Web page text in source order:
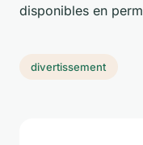
disponibles en
divertissement